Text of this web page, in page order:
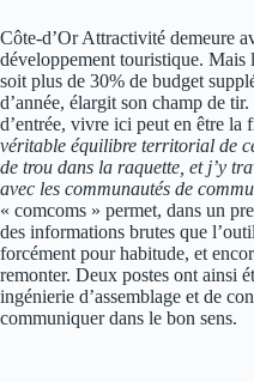
Côte-d’Or Attractivité demeure
développement touristique. Mais
soit plus de 30% de budget
d’année, élargit son champ de
d’entrée, vivre ici peut en être la
véritable équilibre territorial de
de trou dans la raquette, et j’y
avec les communautés de
« comcoms » permet, dans un
des informations brutes que
forcément pour habitude, et
remonter. Deux postes ont ainsi
ingénierie d’assemblage et de
communiquer dans le bon sens.